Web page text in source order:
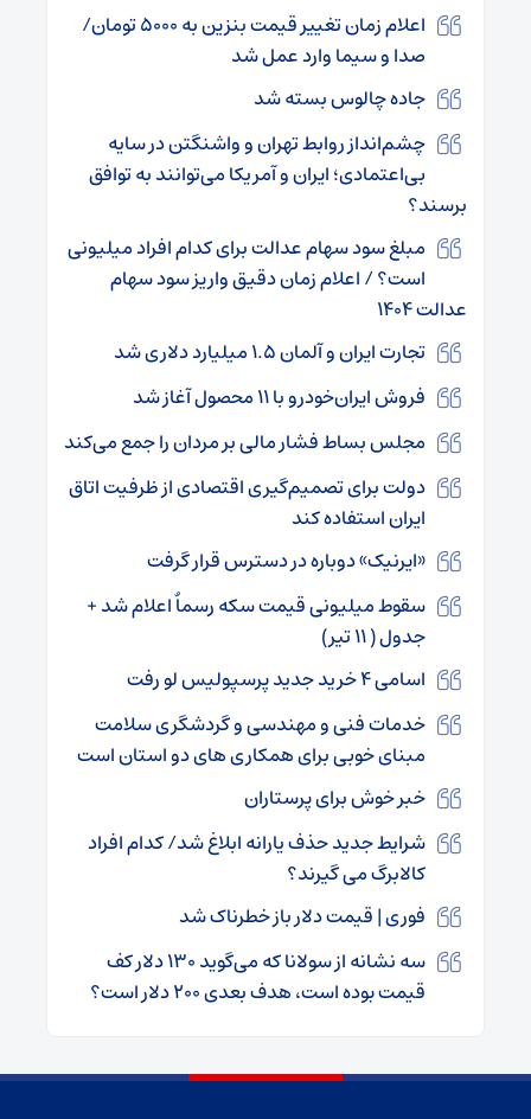
اعلام زمان تغییر قیمت بنزین به ۵۰۰۰ تومان/
صدا و سیما وارد عمل شد
جاده چالوس بسته شد
چشم‌انداز روابط تهران و واشنگتن در سایه
بی‌اعتمادی؛ ایران و آمریکا می‌توانند به توافق
برسند؟
مبلغ سود سهام عدالت برای کدام افراد میلیونی
است؟ / اعلام زمان دقیق واریز سود سهام
عدالت ۱۴۰۴
تجارت ایران و آلمان ۱.۵ میلیارد دلاری شد
فروش ایران‌خودرو با ۱۱ محصول آغاز شد
مجلس بساط فشار مالی بر مردان را جمع می‌کند
دولت برای تصمیم‌گیری اقتصادی از ظرفیت اتاق
ایران استفاده کند
«ایرنیک» دوباره در دسترس قرار گرفت
سقوط میلیونی قیمت سکه رسماٌ اعلام شد +
جدول ( ۱۱ تیر)
اسامی ۴ خرید جدید پرسپولیس لو رفت
خدمات فنی و مهندسی و گردشگری سلامت
مبنای خوبی برای همکاری های دو استان است
خبر خوش برای پرستاران
شرایط جدید حذف یارانه ابلاغ شد/ کدام افراد
کالابرگ می گیرند؟
فوری | قیمت دلار باز خطرناک شد
سه نشانه از سولانا که می‌گوید ۱۳۰ دلار کف
قیمت بوده است، هدف بعدی ۲۰۰ دلار است؟